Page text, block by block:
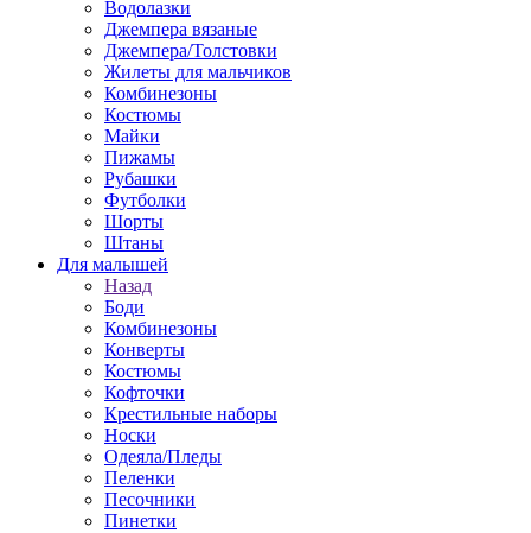
Водолазки
Джемпера вязаные
Джемпера/Толстовки
Жилеты для мальчиков
Комбинезоны
Костюмы
Майки
Пижамы
Рубашки
Футболки
Шорты
Штаны
Для малышей
Назад
Боди
Комбинезоны
Конверты
Костюмы
Кофточки
Крестильные наборы
Носки
Одеяла/Пледы
Пеленки
Песочники
Пинетки